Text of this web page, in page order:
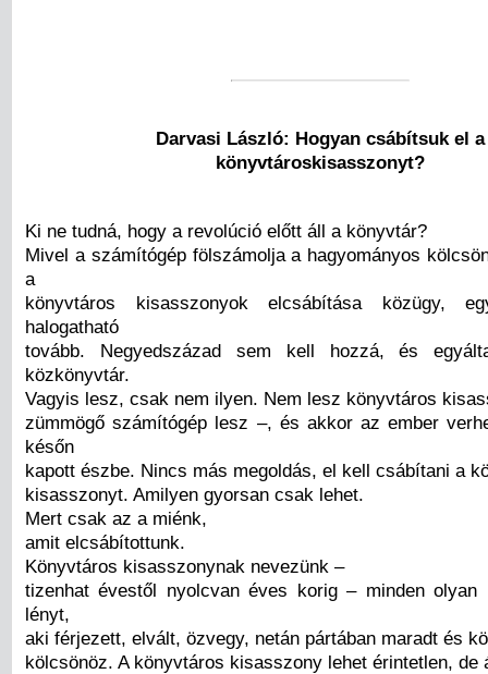
Darvasi László: Hogyan csábítsuk el a
könyvtároskisasszonyt?
Ki ne tudná, hogy a revolúció előtt áll a könyvtár?
Mivel a számítógép fölszámolja a hagyományos
a
könyvtáros kisasszonyok elcsábítása közügy,
halogatható
tovább. Negyedszázad sem kell hozzá, és
közkönyvtár.
Vagyis lesz, csak nem ilyen. Nem lesz könyvtáros
zümmögő számítógép lesz –, és akkor az ember
későn
kapott észbe. Nincs más megoldás, el kell csábítani a
kisasszonyt. Amilyen gyorsan csak lehet.
Mert csak az a miénk,
amit elcsábítottunk.
Könyvtáros kisasszonynak nevezünk –
tizenhat évestől nyolcvan éves korig – minden olyan
lényt,
aki férjezett, elvált, özvegy, netán pártában maradt és
kölcsönöz. A könyvtáros kisasszony lehet érintetlen, de